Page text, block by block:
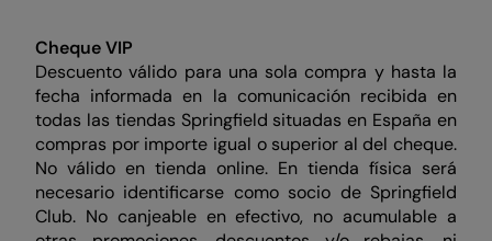
Cheque VIP
Descuento válido para una sola compra y hasta la
fecha informada en la comunicación recibida en
todas las tiendas Springfield situadas en España en
compras por importe igual o superior al del cheque.
No válido en tienda online. En tienda física será
necesario identificarse como socio de Springfield
Club. No canjeable en efectivo, no acumulable a